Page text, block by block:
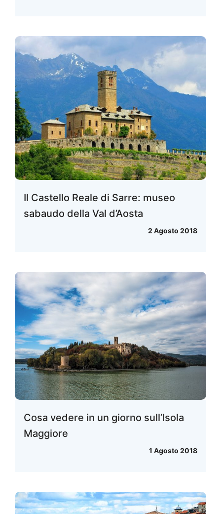
Il Castello Reale di Sarre: museo
sabaudo della Val d’Aosta
2 Agosto 2018
Cosa vedere in un giorno sull’Isola
Maggiore
1 Agosto 2018